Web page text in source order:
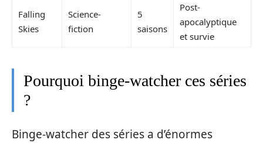
Falling
Skies
Science-
fiction
5
saisons
Post-
apocalyptique
et survie
Pourquoi binge-watcher ces séries
?
Binge-watcher des séries a d’énormes